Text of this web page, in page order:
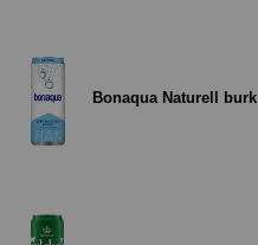
Bonaqua Naturell burk